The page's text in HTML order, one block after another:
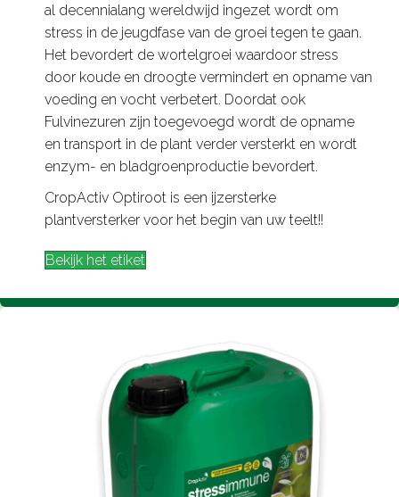
al decennialang wereldwijd ingezet wordt om
stress in de jeugdfase van de groei tegen te gaan.
Het bevordert de wortelgroei waardoor stress
door koude en droogte vermindert en opname van
voeding en vocht verbetert. Doordat ook
Fulvinezuren zijn toegevoegd wordt de opname
en transport in de plant verder versterkt en wordt
enzym- en bladgroenproductie bevordert.
CropActiv Optiroot is een ijzersterke
plantversterker voor het begin van uw teelt!!
Bekijk het etiket